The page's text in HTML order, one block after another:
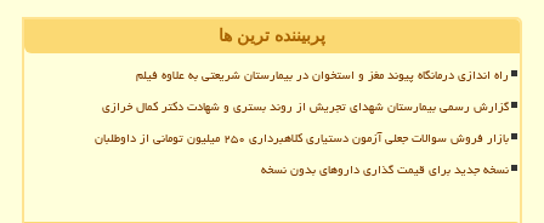
پربیننده ترین ها
راه اندازی درمانگاه پیوند مغز و استخوان در بیمارستان شریعتی به علاوه فیلم
گزارش رسمی بیمارستان شهدای تجریش از روند بستری و شهادت دکتر کمال خرازی
بازار فروش سوالات جعلی آزمون دستیاری کلاهبرداری ۲۵۰ میلیون تومانی از داوطلبان
نسخه جدید برای قیمت گذاری داروهای بدون نسخه